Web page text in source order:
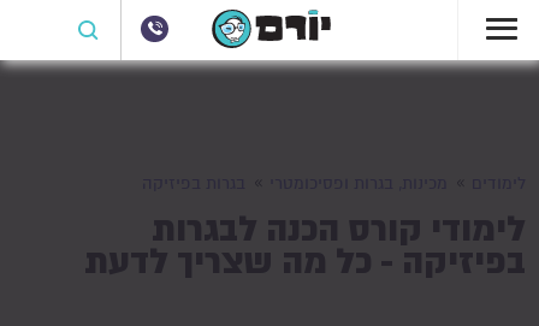
לימודי קורס הכנה לבגרות
בפיזיקה - כל מה שצריך לדעת